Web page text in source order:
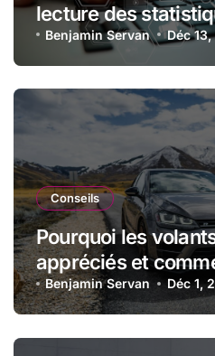
lecture des
essentielle en
Benjamin Servan Déc
Conseils
Pourquoi les
appréciés et
modèle
Benjamin Servan Déc 1,